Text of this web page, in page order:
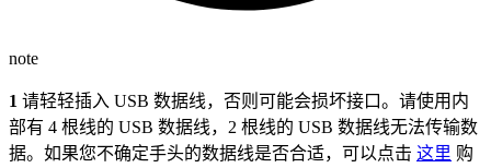
note
1 请轻轻插入 USB 数据线，否则可能会损坏接口。请使用内
部有 4 根线的 USB 数据线，2 根线的 USB 数据线无法传输数
据。如果您不确定手头的数据线是否合适，可以点击 这里 购